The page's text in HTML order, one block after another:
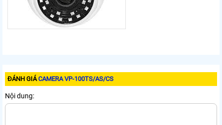
ĐÁNH GIÁCAMERA VP-100TS/AS/CS
Nội dung: